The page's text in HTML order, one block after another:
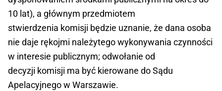
10 lat), a głównym przedmiotem
stwierdzenia komisji będzie uznanie, że dana osoba
nie daje rękojmi należytego wykonywania czynności
w interesie publicznym; odwołanie od
decyzji komisji ma być kierowane do Sądu
Apelacyjnego w Warszawie.